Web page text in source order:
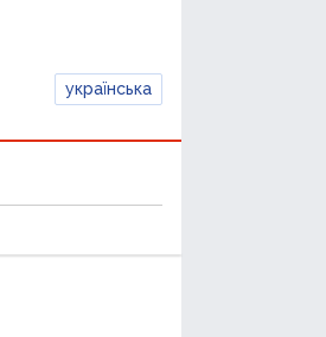
українська